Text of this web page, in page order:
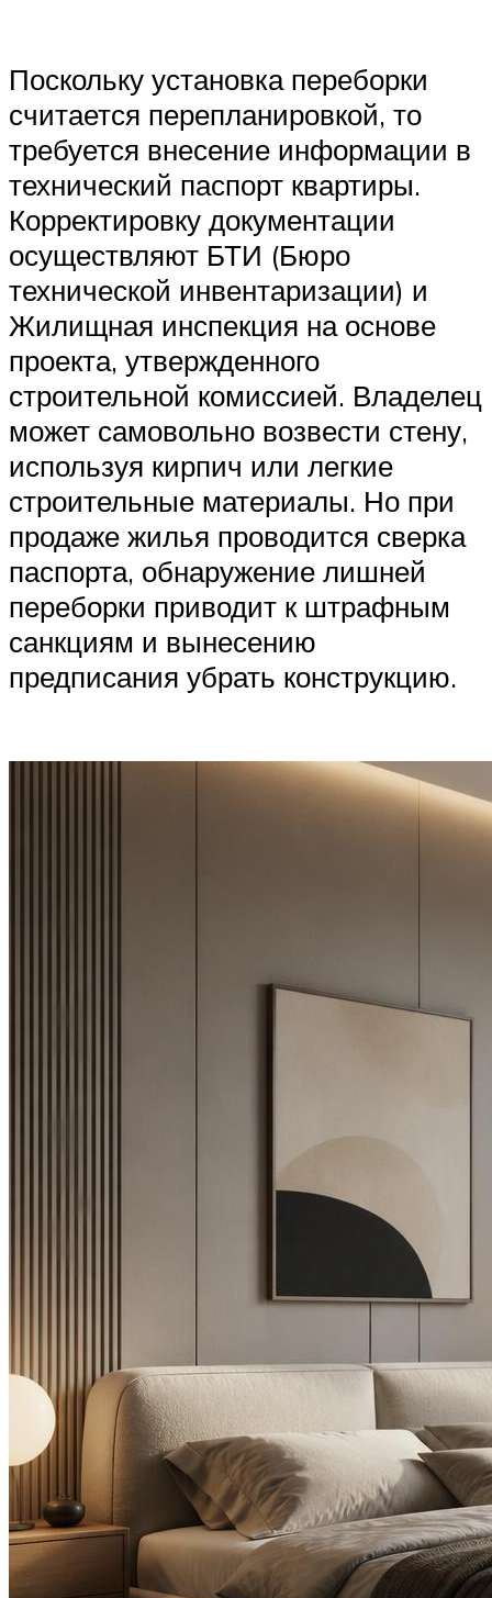
Поскольку установка переборки
считается перепланировкой, то
требуется внесение информации в
технический паспорт квартиры.
Корректировку документации
осуществляют БТИ (Бюро
технической инвентаризации) и
Жилищная инспекция на основе
проекта, утвержденного
строительной комиссией. Владелец
может самовольно возвести стену,
используя кирпич или легкие
строительные материалы. Но при
продаже жилья проводится сверка
паспорта, обнаружение лишней
переборки приводит к штрафным
санкциям и вынесению
предписания убрать конструкцию.